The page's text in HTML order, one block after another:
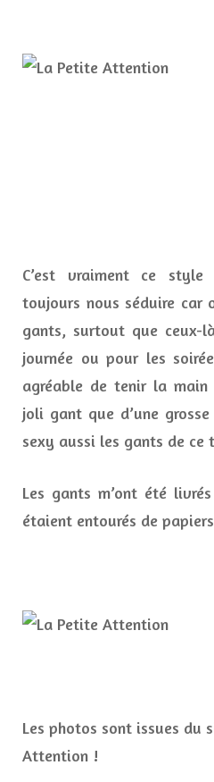
C’est vraiment ce
toujours nous séduire car
gants, surtout que ceux-
journée ou pour les
agréable de tenir la main
joli gant que d’une
sexy aussi les gants de ce
Les gants m’ont été
étaient entourés de
Les photos sont issues du
Attention !